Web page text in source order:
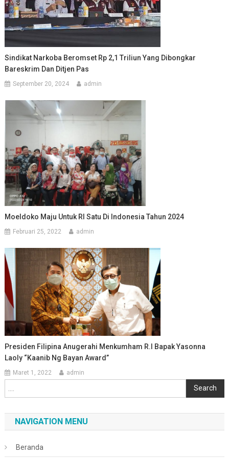
Sindikat Narkoba Beromset Rp 2,1 Triliun Yang Dibongkar
Bareskrim Dan Ditjen Pas
September 20, 2024 admin
Moeldoko Maju Untuk RI Satu Di Indonesia Tahun 2024
Februari 25, 2022 admin
Presiden Filipina Anugerahi Menkumham R.I Bapak Yasonna
Laoly “Kaanib Ng Bayan Award”
Maret 1, 2022 admin
Search
NAVIGATION MENU
Beranda